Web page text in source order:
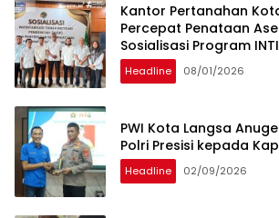
Kantor Pertanahan
Percepat Penataan
Sosialisasi Program
Headline 08/01/2026
PWI Kota Langsa
Polri Presisi kepada
Headline 02/09/2026